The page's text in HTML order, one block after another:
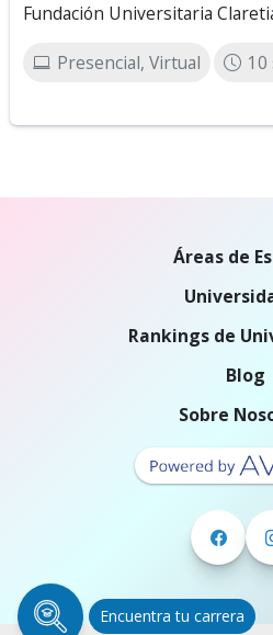
Fundación Universitaria
Presencial, Virtual
Encuentra tu carrera
Áreas de
Rankings de
Blog
Sobre